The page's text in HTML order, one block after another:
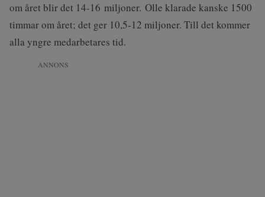
om året blir det 14-16 miljoner. Olle klarade kanske 1500
timmar om året; det ger 10,5-12 miljoner. Till det kommer
alla yngre medarbetares tid.
ANNONS